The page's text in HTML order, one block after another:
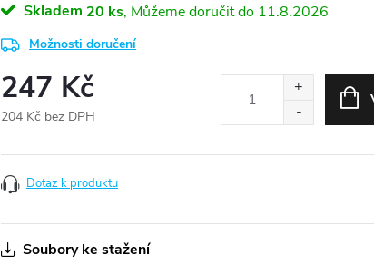
Skladem 20 ks 11.8.2026
Možnosti doručení
247 Kč
204 Kč bez DPH
cena:
Dotaz k produktu
Soubory ke stažení